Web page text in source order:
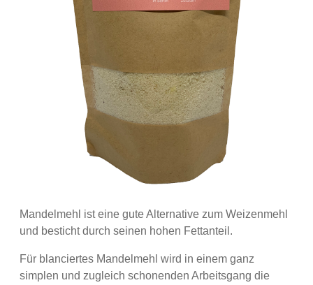
Mandelmehl ist eine gute Alternative zum Weizenmehl
und besticht durch seinen hohen Fettanteil.
Für blanciertes Mandelmehl wird in einem ganz
simplen und zugleich schonenden Arbeitsgang die